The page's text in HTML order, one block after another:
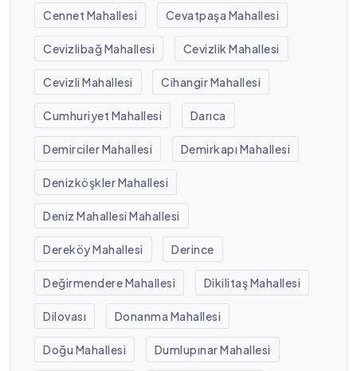
Cennet Mahallesi Cevatpaşa Mahallesi
Cevizlibağ Mahallesi Cevizlik Mahallesi
Cevizli Mahallesi Cihangir Mahallesi
Cumhuriyet Mahallesi Darıca
Demirciler Mahallesi Demirkapı Mahallesi
Denizköşkler Mahallesi
Deniz Mahallesi Mahallesi
Dereköy Mahallesi Derince
Değirmendere Mahallesi Dikilitaş Mahallesi
Dilovası Donanma Mahallesi
Doğu Mahallesi Dumlupınar Mahallesi